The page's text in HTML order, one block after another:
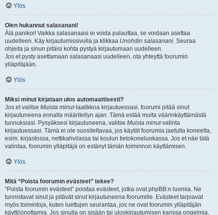
Ylös
Olen hukannut salasanani!
Älä panikoi! Vaikka salasanaasi ei voida palauttaa, se voidaan asettaa
uudelleen. Käy kirjautumissivulla ja klikkaa Unohdin salasanani. Seuraa
ohjeita ja sinun pitäisi kohta pystyä kirjautumaan uudelleen.
Jos et pysty asettamaan salasanaasi uudelleen, ota yhteyttä foorumin
ylläpitäjään.
Ylös
Miksi minut kirjataan ulos automaattisesti?
Jos et valitse Muista minut-laatikkoa kirjautuessasi, foorumi pitää sinut
kirjautuneena ennalta määritellyn ajan. Tämä estää muita väärinkäyttämästä
tunnuksiasi. Pysyäksesi kirjautuneena, valitse Muista minut-valinta
kirjautuessasi. Tämä ei ole suositeltavaa, jos käytät foorumia jaetulta koneelta,
esim. kirjastossa, nettikahvilassa tai koulun tietokoneluokassa. Jos et näe tätä
valintaa, foorumin ylläpitäjä on estänyt tämän toiminnon käyttämisen.
Ylös
Mitä “Poista foorumin evästeet” tekee?
“Poista foorumin evästeet” poistaa evästeet, jotka ovat phpBB:n luomia. Ne
tunnistavat sinut ja pitävät sinut kirjautuneena foorumille. Evästeet tarjoavat
myös toimintoja, kuten luettujen seurantaa, jos ne ovat foorumin ylläpitäjän
käyttöönottamia. Jos sinulla on sisään tai uloskirjautumisen kanssa ongelmia,